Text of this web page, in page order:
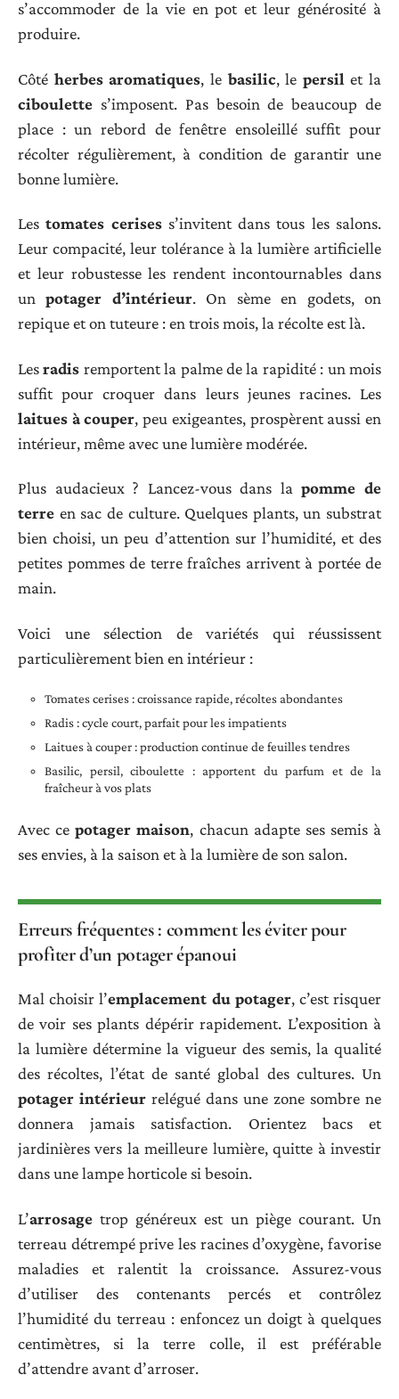
s’accommoder de la vie en pot et leur générosité à
produire.
Côté herbes aromatiques, le basilic, le persil et la
ciboulette s’imposent. Pas besoin de beaucoup de
place : un rebord de fenêtre ensoleillé suffit pour
récolter régulièrement, à condition de garantir une
bonne lumière.
Lestomates cerisess’invitent dans tous les salons.
Leur compacité, leur tolérance à la lumière artificielle
et leur robustesse les rendent incontournables dans
unpotager d’intérieur. On sème en godets, on
repique et on tuteure : en trois mois, la récolte est là.
Lesradis remportent la palme de la rapidité : un mois
suffit pour croquer dans leurs jeunes racines. Les
laitues à couper, peu exigeantes, prospèrent aussi en
intérieur, même avec une lumière modérée.
Plus audacieux ? Lancez-vous dans lapomme de
terre en sac de culture. Quelques plants, un substrat
bien choisi, un peu d’attention sur l’humidité, et des
petites pommes de terre fraîches arrivent à portée de
main.
Voici une sélection de variétés qui réussissent
particulièrement bien en intérieur :
Tomates cerises : croissance rapide, récoltes abondantes
Radis : cycle court, parfait pour les impatients
Laitues à couper : production continue de feuilles tendres
Basilic, persil, ciboulette : apportent du parfum et de la
fraîcheur à vos plats
Avec cepotager maison, chacun adapte ses semis à
ses envies, à la saison et à la lumière de son salon.
Erreurs fréquentes : comment les éviter pour
profiter d’un potager épanoui
Mal choisir l’emplacement du potager, c’est risquer
de voir ses plants dépérir rapidement. L’exposition à
la lumière détermine la vigueur des semis, la qualité
des récoltes, l’état de santé global des cultures. Un
potager intérieur relégué dans une zone sombre ne
donnera jamais satisfaction. Orientez bacs et
jardinières vers la meilleure lumière, quitte à investir
dans une lampe horticole si besoin.
L’arrosage trop généreux est un piège courant. Un
terreau détrempé prive les racines d’oxygène, favorise
maladies et ralentit la croissance. Assurez-vous
d’utiliser des contenants percés et contrôlez
l’humidité du terreau : enfoncez un doigt à quelques
centimètres, si la terre colle, il est préférable
d’attendre avant d’arroser.